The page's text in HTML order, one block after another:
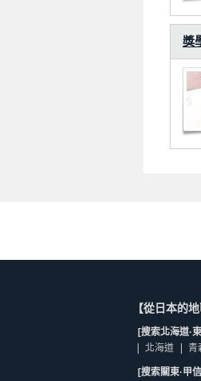
獎
【從日本的地
[搜索北海道·
北海道
青
[搜索關東·甲